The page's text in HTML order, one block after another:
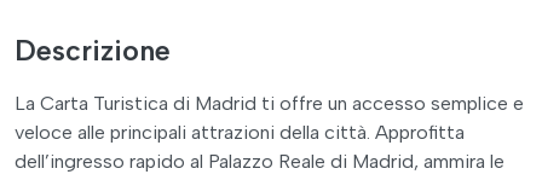
Descrizione
La Carta Turistica di Madrid ti offre un accesso semplice e
veloce alle principali attrazioni della città. Approfitta
dell’ingresso rapido al Palazzo Reale di Madrid, ammira le